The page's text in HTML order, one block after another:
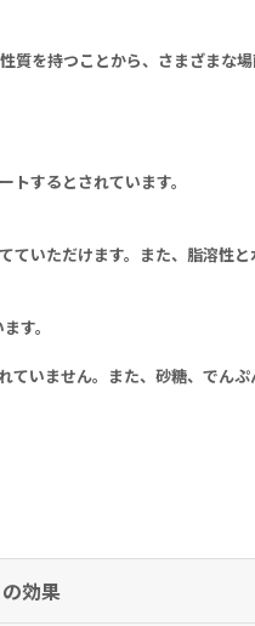
質を持つことから、さまざま
するとされています。
いただけます。また、脂溶性
す。
いません。また、砂糖、でん
効果